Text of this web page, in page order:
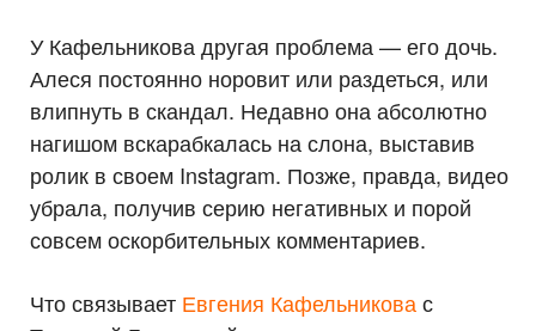
У Кафельникова другая проблема — его дочь.
Алеся постоянно норовит или раздеться, или
влипнуть в скандал. Недавно она абсолютно
нагишом вскарабкалась на слона, выставив
ролик в своем Instagram. Позже, правда, видео
убрала, получив серию негативных и порой
совсем оскорбительных комментариев.
Что связывает Евгения Кафельниковас